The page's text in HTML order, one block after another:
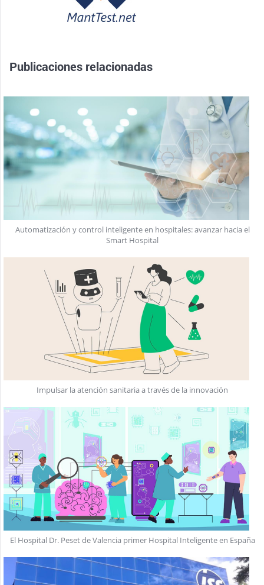
Publicaciones relacionadas
Automatización y control inteligente en hospitales: avanzar hacia el
Smart Hospital
Impulsar la atención sanitaria a través de la innovación
El Hospital Dr. Peset de Valencia primer Hospital Inteligente en España